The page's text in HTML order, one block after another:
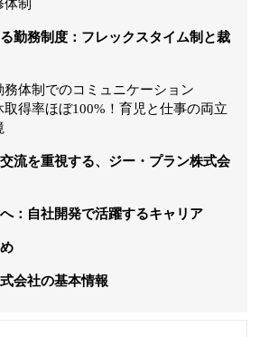
制
勤務制度：フレックスタイム制と裁
体制でのコミュニケーション
取得率ほぼ100%！育児と仕事の両立
流を重視する、ジー・プラン株式会
：自社開発で活躍するキャリア
会社の基本情報